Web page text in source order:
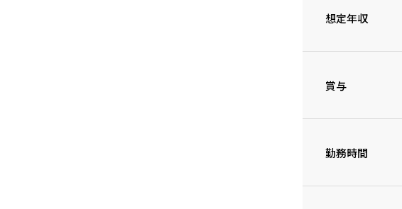
想定年収
賞与
勤務時間